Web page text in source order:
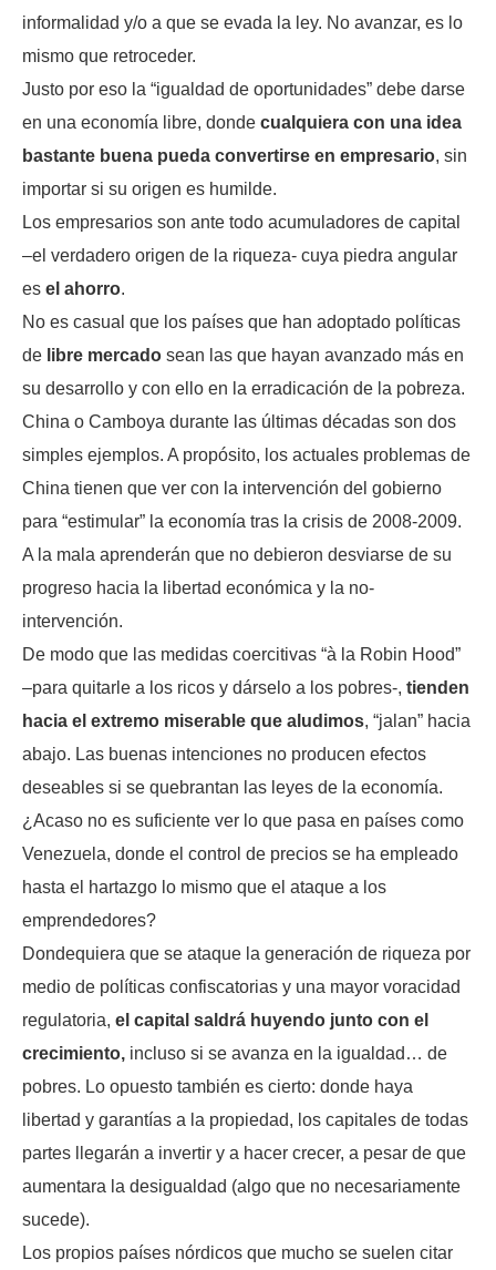
informalidad y/o a que se evada la ley. No avanzar, es lo
mismo que retroceder.
Justo por eso la “igualdad de oportunidades” debe darse
en una economía libre, donde cualquiera con una idea
bastante buena pueda convertirse en empresario, sin
importar si su origen es humilde.
Los empresarios son ante todo acumuladores de capital
–el verdadero origen de la riqueza- cuya piedra angular
es el ahorro.
No es casual que los países que han adoptado políticas
de libre mercado sean las que hayan avanzado más en
su desarrollo y con ello en la erradicación de la pobreza.
China o Camboya durante las últimas décadas son dos
simples ejemplos. A propósito, los actuales problemas de
China tienen que ver con la intervención del gobierno
para “estimular” la economía tras la crisis de 2008-2009.
A la mala aprenderán que no debieron desviarse de su
progreso hacia la libertad económica y la no-
intervención.
De modo que las medidas coercitivas “à la Robin Hood”
–para quitarle a los ricos y dárselo a los pobres-, tienden
hacia el extremo miserable que aludimos, “jalan” hacia
abajo. Las buenas intenciones no producen efectos
deseables si se quebrantan las leyes de la economía.
¿Acaso no es suficiente ver lo que pasa en países como
Venezuela, donde el control de precios se ha empleado
hasta el hartazgo lo mismo que el ataque a los
emprendedores?
Dondequiera que se ataque la generación de riqueza por
medio de políticas confiscatorias y una mayor voracidad
regulatoria, el capital saldrá huyendo junto con el
crecimiento, incluso si se avanza en la igualdad… de
pobres. Lo opuesto también es cierto: donde haya
libertad y garantías a la propiedad, los capitales de todas
partes llegarán a invertir y a hacer crecer, a pesar de que
aumentara la desigualdad (algo que no necesariamente
sucede).
Los propios países nórdicos que mucho se suelen citar